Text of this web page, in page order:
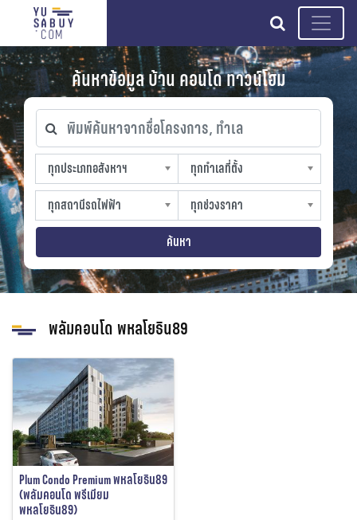
search
ค้นหาข้อมูล บ้าน คอนโด ทาวน์โฮม
พิมพ์ค้นหาจากชื่อโครงการ, ทำเล
ทุกประเภทอสังหาฯ
ทุกประเภทอสังหาฯ
sproperty
ทุกทำเลที่ตั้ง
ทุกทำเลที่ตั้ง
slocation
ทุกสถานีรถไฟฟ้า
ทุกสถานีรถไฟฟ้า
strain-station
ทุกช่วงราคา
ทุกช่วงราคา
sprice
ค้นหา
พลัมคอนโด พหลโยธิน89
Plum Condo Premium พหลโยธิน89
(พลัมคอนโด พรีเมียม
พหลโยธิน89)